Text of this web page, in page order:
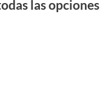
las opciones